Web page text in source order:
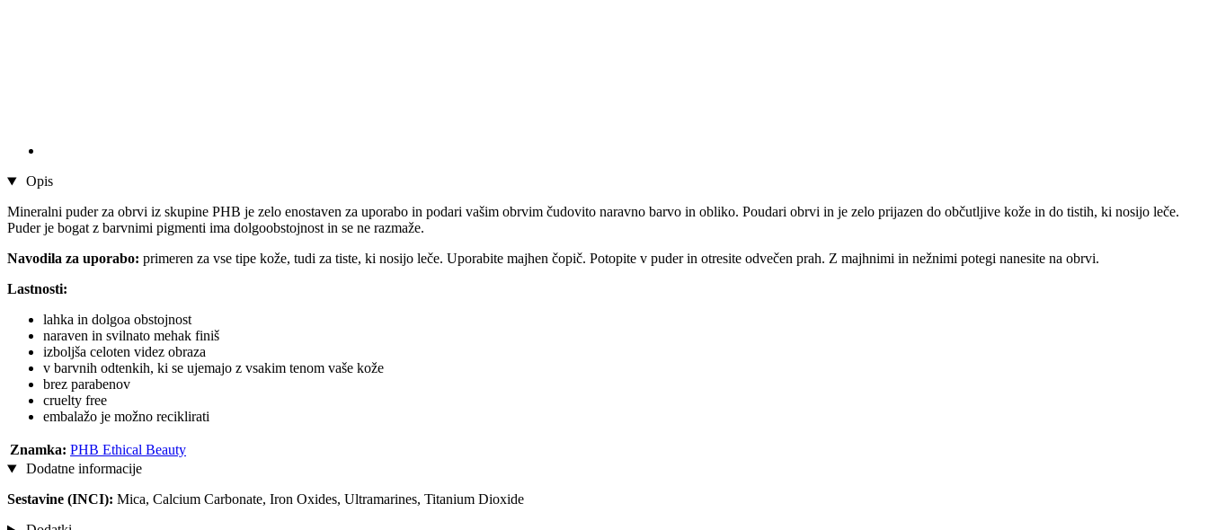
Opis
Mineralni puder za obrvi iz skupine PHB je zelo enostaven za uporabo in podari vašim obrvim čudovito naravno barvo in obliko. Poudari obrvi in je zelo prijazen do občutljive kože in do tistih, ki nosijo leče.
Puder je bogat z barvnimi pigmenti ima dolgoobstojnost in se ne razmaže.
Navodila za uporabo: primeren za vse tipe kože, tudi za tiste, ki nosijo leče. Uporabite majhen čopič. Potopite v puder in otresite odvečen prah. Z majhnimi in nežnimi potegi nanesite na obrvi.
Lastnosti:
lahka in dolgoa obstojnost
naraven in svilnato mehak finiš
izboljša celoten videz obraza
v barvnih odtenkih, ki se ujemajo z vsakim tenom vaše kože
brez parabenov
cruelty free
embalažo je možno reciklirati
Znamka: PHB Ethical Beauty
Dodatne informacije
Sestavine (INCI): Mica, Calcium Carbonate, Iron Oxides, Ultramarines, Titanium Dioxide